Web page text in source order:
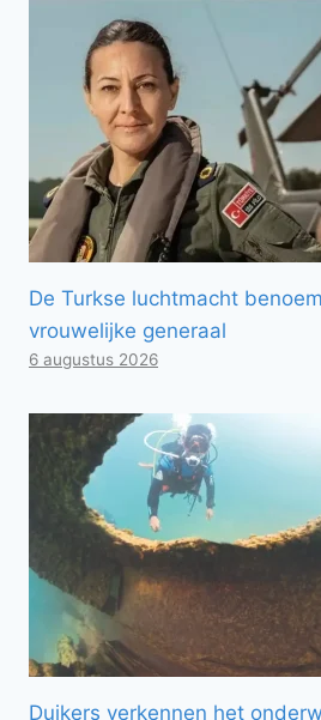
De Turkse luchtmacht
vrouwelijke generaal
6 augustus 2026
Duikers verkennen het